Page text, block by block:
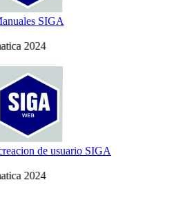
SIGA
2024
de usuario SIGA
2024